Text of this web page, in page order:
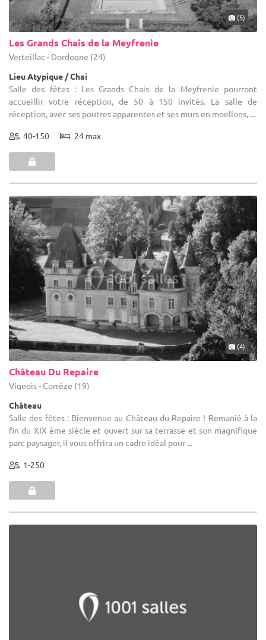
(5)
Les Grands Chais de la Meyfrenie
Verteillac - Dordogne (24)
Lieu Atypique / Chai
Salle des fêtes : Les Grands Chais de la Meyfrenie pourront
accueillir votre réception, de 50 à 150 invités. La salle de
réception, avec ses poutres apparentes et ses murs en moellons, ...
40-150 24 max
(4)
Château Du Repaire
Vigeois - Corrèze (19)
Château
Salle des fêtes : Bienvenue au Château du Repaire ! Remanié à la
fin du XIX ème siècle et ouvert sur sa terrasse et son magnifique
parc paysager, il vous offrira un cadre idéal pour ...
1-250